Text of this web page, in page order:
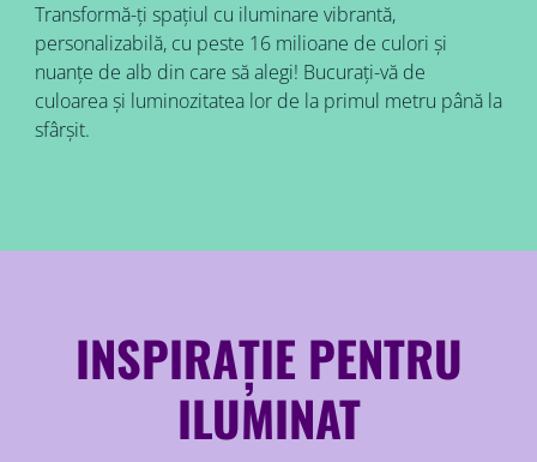
Transformă-ți spațiul cu iluminare vibrantă,
personalizabilă, cu peste 16 milioane de culori și
nuanțe de alb din care să alegi! Bucurați-vă de
culoarea și luminozitatea lor de la primul metru până la
sfârșit.
INSPIRAȚIE PENTRU
ILUMINAT